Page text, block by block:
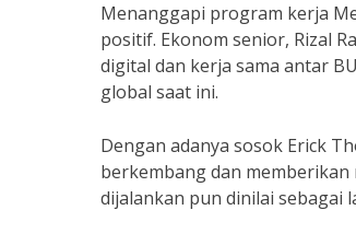
Menanggapi program kerja
positif. Ekonom senior, Rizal
digital dan kerja sama antar
global saat ini.
Dengan adanya sosok Erick
berkembang dan
dijalankan pun dinilai sebagai